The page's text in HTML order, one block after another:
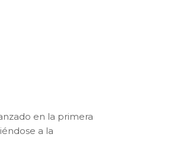
en la primera
a la